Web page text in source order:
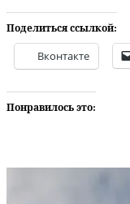
Поделиться ссылкой:
Вконтакте
Понравилось это: